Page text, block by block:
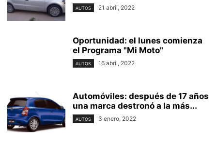
AUTOS 21 abril, 2022
Oportunidad: el lunes comienza
el Programa "Mi Moto"
AUTOS 16 abril, 2022
Automóviles: después de 17 años
una marca destronó a la más...
AUTOS 3 enero, 2022